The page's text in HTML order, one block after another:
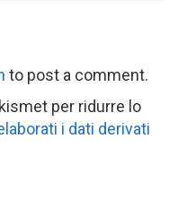
to post a comment.
per ridurre lo
i dati derivati